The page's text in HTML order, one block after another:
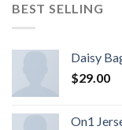
BEST SELLING
Daisy
$29.00
On1